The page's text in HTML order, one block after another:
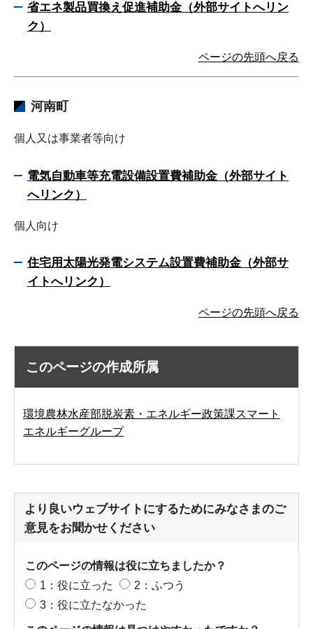
省エネ製品買換え促進補助金（外部サイトへリン
ク）
ページの先頭へ戻る
河南町
個人又は事業者等向け
電気自動車等充電設備設置費補助金（外部サイト
へリンク）
個人向け
住宅用太陽光発電システム設置費補助金（外部サ
イトへリンク）
ページの先頭へ戻る
このページの作成所属
環境農林水産部脱炭素・エネルギー政策課スマート
エネルギーグループ
より良いウェブサイトにするためにみなさまのご
意見をお聞かせください
このページの情報は役に立ちましたか？
1：役に立った
2：ふつう
3：役に立たなかった